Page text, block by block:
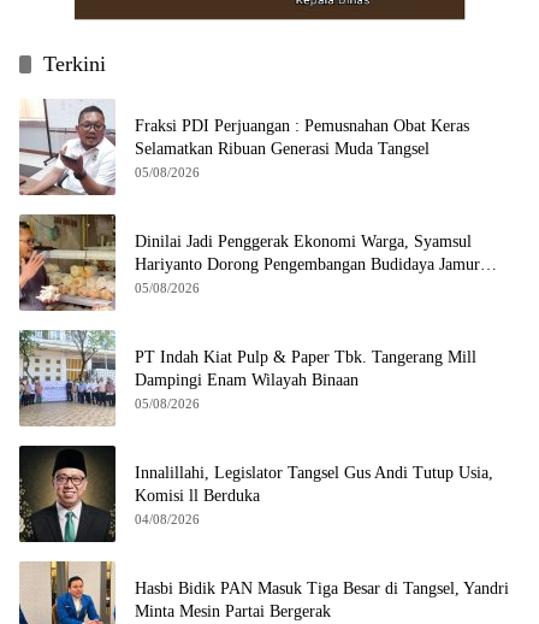
Terkini
Fraksi PDI Perjuangan : Pemusnahan Obat Keras
Selamatkan Ribuan Generasi Muda Tangsel
05/08/2026
Dinilai Jadi Penggerak Ekonomi Warga, Syamsul
Hariyanto Dorong Pengembangan Budidaya Jamur
Crispy di Serpong
05/08/2026
PT Indah Kiat Pulp & Paper Tbk. Tangerang Mill
Dampingi Enam Wilayah Binaan
05/08/2026
Innalillahi, Legislator Tangsel Gus Andi Tutup Usia,
Komisi ll Berduka
04/08/2026
Hasbi Bidik PAN Masuk Tiga Besar di Tangsel, Yandri
Minta Mesin Partai Bergerak